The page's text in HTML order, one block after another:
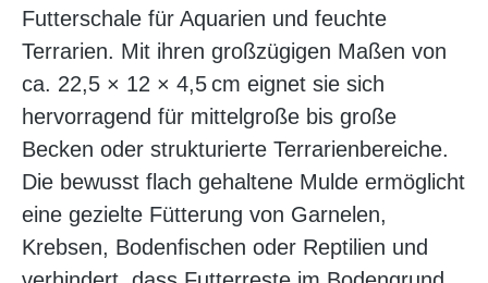
Futterschale für Aquarien und feuchte
Terrarien. Mit ihren großzügigen Maßen von
ca. 22,5 × 12 × 4,5 cm eignet sie sich
hervorragend für mittelgroße bis große
Becken oder strukturierte Terrarienbereiche.
Die bewusst flach gehaltene Mulde ermöglicht
eine gezielte Fütterung von Garnelen,
Krebsen, Bodenfischen oder Reptilien und